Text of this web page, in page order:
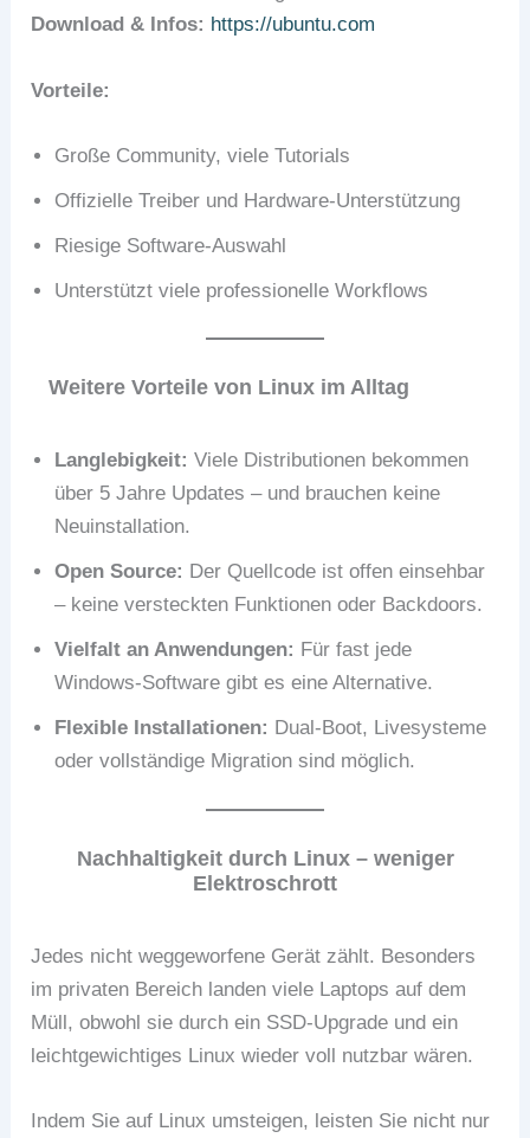
Download & Infos: https://ubuntu.com
Vorteile:
Große Community, viele Tutorials
Offizielle Treiber und Hardware-Unterstützung
Riesige Software-Auswahl
Unterstützt viele professionelle Workflows
Weitere Vorteile von Linux im Alltag
Langlebigkeit: Viele Distributionen bekommen
über 5 Jahre Updates – und brauchen keine
Neuinstallation.
Open Source: Der Quellcode ist offen einsehbar
– keine versteckten Funktionen oder Backdoors.
Vielfalt an Anwendungen: Für fast jede
Windows-Software gibt es eine Alternative.
Flexible Installationen: Dual-Boot, Livesysteme
oder vollständige Migration sind möglich.
Nachhaltigkeit durch Linux – weniger
Elektroschrott
Jedes nicht weggeworfene Gerät zählt. Besonders
im privaten Bereich landen viele Laptops auf dem
Müll, obwohl sie durch ein SSD-Upgrade und ein
leichtgewichtiges Linux wieder voll nutzbar wären.
Indem Sie auf Linux umsteigen, leisten Sie nicht nur